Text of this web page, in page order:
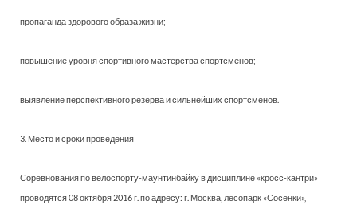
пропаганда здорового образа жизни;
повышение уровня спортивного мастерства спортсменов;
выявление перспективного резерва и сильнейших спортсменов.
3. Место и сроки проведения
Соревнования по велоспорту-маунтинбайку в дисциплине «кросс-кантри»
проводятся 08 октября 2016 г. по адресу: г. Москва, лесопарк «Сосенки»,